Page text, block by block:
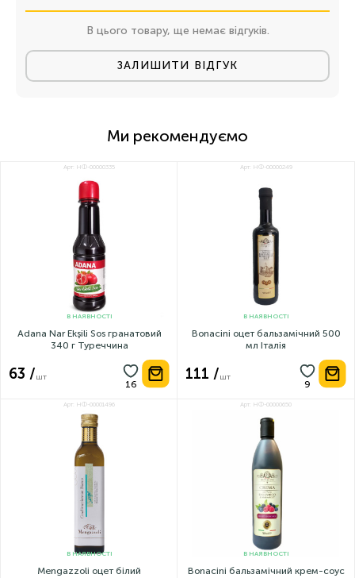
В цього товару, ще немає відгуків.
ЗАЛИШИТИ ВІДГУК
Ми рекомендуємо
Арт: НФ-00000335
В НАЯВНОСТІ
Adana Nar Ekşili Sos гранатовий
340 г Туреччина
63 /шт
Арт: НФ-00000249
В НАЯВНОСТІ
Bonacini оцет бальзамічний 500
мл Італія
111 /шт
Арт: НФ-00001496
В НАЯВНОСТІ
Mengazzoli оцет білий
Арт: НФ-00000650
В НАЯВНОСТІ
Bonacini бальзамічний крем-соус